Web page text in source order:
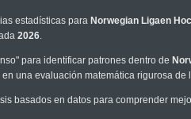
estadísticas para Norwegian Ligaen
2026.
para identificar patrones dentro de
una evaluación matemática rigurosa de
basados en datos para comprender